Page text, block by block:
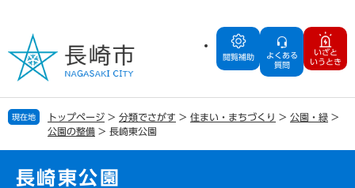
の
で
す
ー
ば
し
閲覧補助
よくある
質問
いざと
いうとき
現在地 トップページ > 分類でさがす > 住まい・まちづくり > 公園・緑 >
公園の整備 > 長崎東公園
長崎東公園